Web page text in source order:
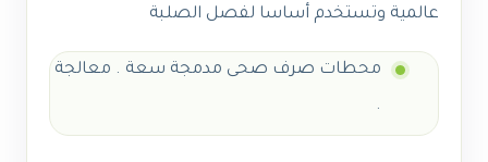
عالمية وتستخدم أساسا لفصل الصلبة
محطات صرف صحى مدمجة سعة . معالجة
.